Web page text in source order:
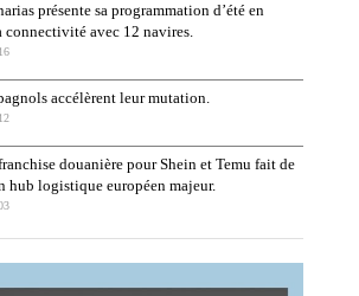
présente sa programmation d’été en
connectivité avec 12 navires.
accélèrent leur mutation.
douanière pour Shein et Temu fait de
hub logistique européen majeur.